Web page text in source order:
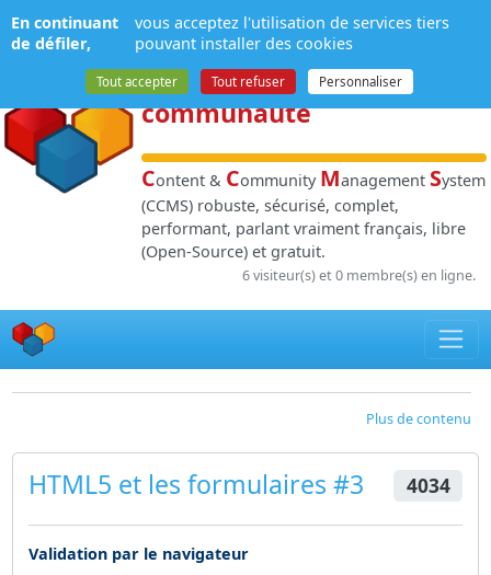
NPDS:Gestion de
contenuet de
communauté
Content & Community Management System
(CCMS) robuste, sécurisé, complet,
performant, parlant vraiment français, libre
(Open-Source) et gratuit.
6 visiteur(s) et 0 membre(s) en ligne.
Plus de contenu
HTML5 et les formulaires #3 4034
Validation par le navigateur
Panneau de gestion des cookies
En continuant
de défiler,
vous acceptez l'utilisation de services tiers
pouvant installer des cookies
Tout accepter Tout refuser Personnaliser